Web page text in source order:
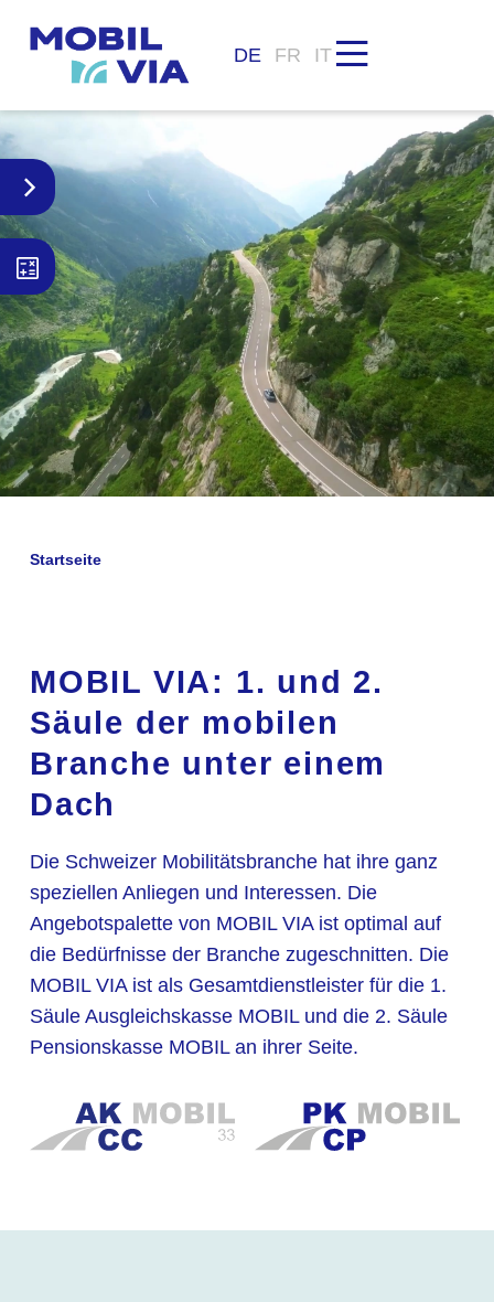
DE FR IT
Startseite
MOBIL VIA: 1. und 2.
Säule der mobilen
Branche unter einem
Dach
Die Schweizer Mobilitätsbranche hat ihre ganz
speziellen Anliegen und Interessen. Die
Angebotspalette von MOBIL VIA ist optimal auf
die Bedürfnisse der Branche zugeschnitten. Die
MOBIL VIA ist als Gesamtdienstleister für die 1.
Säule Ausgleichskasse MOBIL und die 2. Säule
Pensionskasse MOBIL an ihrer Seite.